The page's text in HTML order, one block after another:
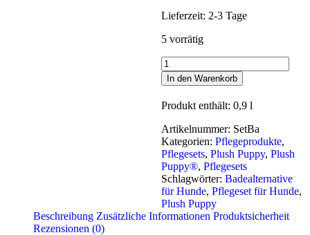
Lieferzeit: 2-3 Tage
5 vorrätig
Plush
Puppy®
Pflege-
Set
Badealternative
Menge
In den Warenkorb
Produkt enthält: 0,9 l
Artikelnummer: SetBa
Kategorien: Pflegeprodukte,
Pflegesets, Plush Puppy, Plush
Puppy®, Pflegesets
Schlagwörter: Badealternative
für Hunde, Pflegeset für Hunde,
Plush Puppy
Beschreibung Zusätzliche Informationen Produktsicherheit
Rezensionen (0)